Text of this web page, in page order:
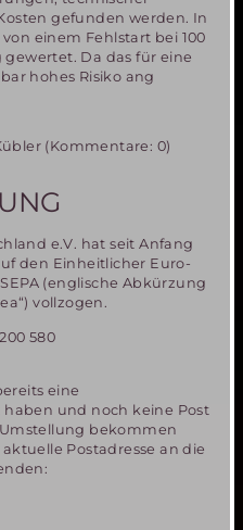
gefunden werden. In
einem Fehlstart bei 100
gewertet. Da das für eine
hohes Risiko ang
(Kommentare: 0)
e.V. hat seit Anfang
den Einheitlicher Euro-
(englische Abkürzung
vollzogen.
580
eine
und noch keine Post
bekommen
Postadresse an die